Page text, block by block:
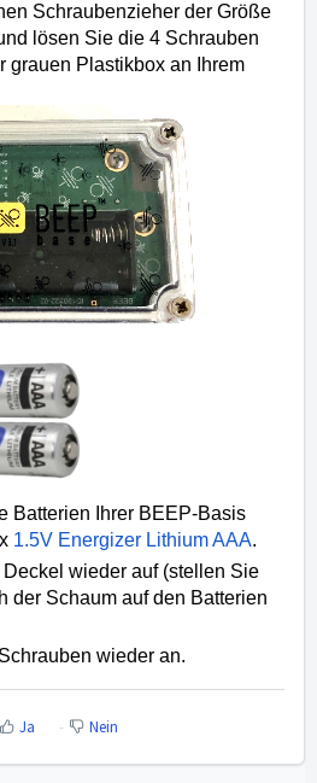
Schraubenzieher der Größe
lösen Sie die 4 Schrauben
grauen Plastikbox an Ihrem
Batterien Ihrer BEEP-Basis
1.5V Energizer Lithium AAA.
wieder auf (stellen Sie
der Schaum auf den Batterien
wieder an.
Ja Nein